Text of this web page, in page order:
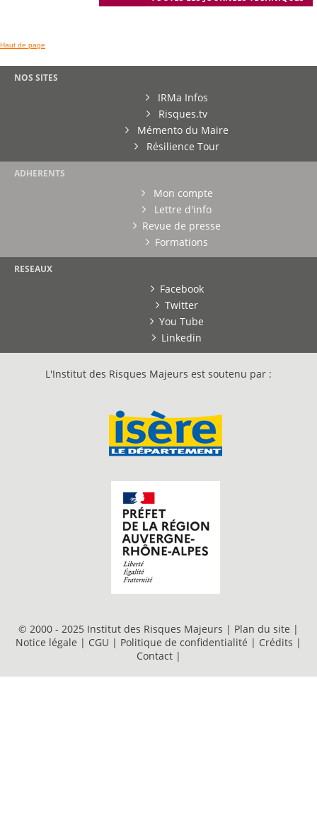
Haut de page
NOS SITES
IRMa Infos
Risques.tv
Mémento du Maire
Résilience Tour
ADHERENTS
Mon compte
Lettre d'info
Revue de presse
Formations
RESEAUX
Facebook
Twitter
You Tube
Linkedin
L'Institut des Risques Majeurs est soutenu par :
© 2000 - 2025 Institut des Risques Majeurs | Plan du site |
Notice légale | CGU | Politique de confidentialité | Crédits |
Contact |